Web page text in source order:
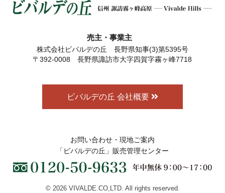
売主・事業主
株式会社ビバルデの丘 長野県知事(3)第5395号
〒392-0008 長野県諏訪市大字四賀字霧ヶ峰7718
ビバルデの丘 会社概要
お問い合わせ・現地ご案内
「ビバルデの丘」販売管理センター
© 2026 VIVALDE.CO,LTD. All rights reserved.